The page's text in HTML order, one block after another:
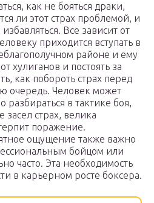
как не бояться драки,
ли этот страх проблемой, и
Все зависит от
приходится вступать в
районе и ему
хулиганов и постоять за
как побороть страх перед
очередь. Человек может
в тактике боя,
засел страх, велика
поражение.
ощущение также важно
бойцом или
часто. Эта необходимость
в карьерном росте боксера.